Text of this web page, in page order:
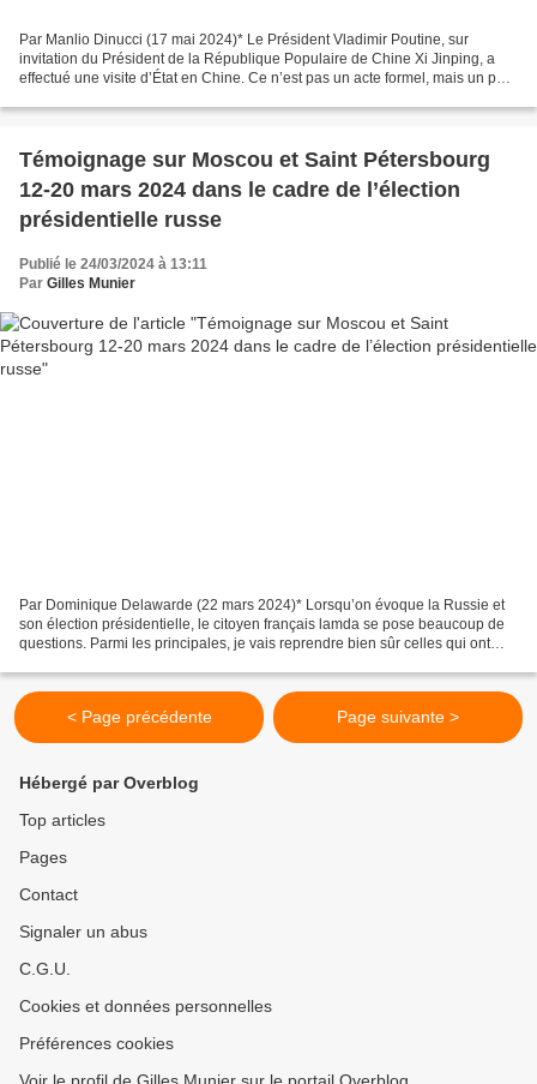
Par Manlio Dinucci (17 mai 2024)* Le Président Vladimir Poutine, sur
invitation du Président de la République Populaire de Chine Xi Jinping, a
effectué une visite d’État en Chine. Ce n’est pas un acte formel, mais un pas
Témoignage sur Moscou et Saint Pétersbourg
12-20 mars 2024 dans le cadre de l’élection
présidentielle russe
Publié le 24/03/2024 à 13:11
Par Gilles Munier
Par Dominique Delawarde (22 mars 2024)* Lorsqu’on évoque la Russie et
son élection présidentielle, le citoyen français lamda se pose beaucoup de
questions. Parmi les principales, je vais reprendre bien sûr celles qui ont
< Page précédente Page suivante >
Hébergé par Overblog
Top articles
Pages
Contact
Signaler un abus
C.G.U.
Cookies et données personnelles
Préférences cookies